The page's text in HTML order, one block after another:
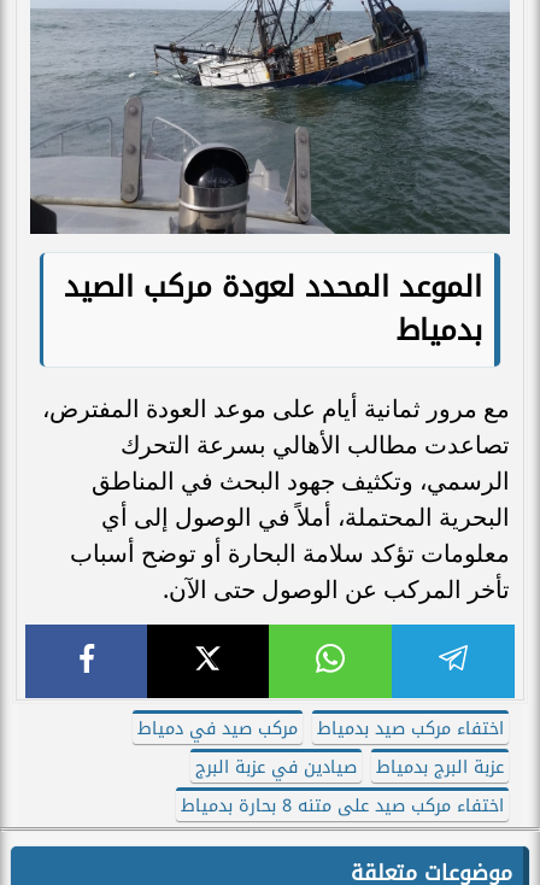
الموعد المحدد لعودة مركب الصيد
بدمياط
مع مرور ثمانية أيام على موعد العودة المفترض،
تصاعدت مطالب الأهالي بسرعة التحرك
الرسمي، وتكثيف جهود البحث في المناطق
البحرية المحتملة، أملاً في الوصول إلى أي
معلومات تؤكد سلامة البحارة أو توضح أسباب
تأخر المركب عن الوصول حتى الآن.
اختفاء مركب صيد بدمياط
مركب صيد في دمياط
عزبة البرج بدمياط
صيادين في عزبة البرج
اختفاء مركب صيد على متنه 8 بحارة بدمياط
موضوعات متعلقة